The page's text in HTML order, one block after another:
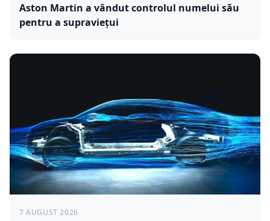
Aston Martin a vândut controlul numelui său
pentru a supraviețui
7 AUGUST 2026